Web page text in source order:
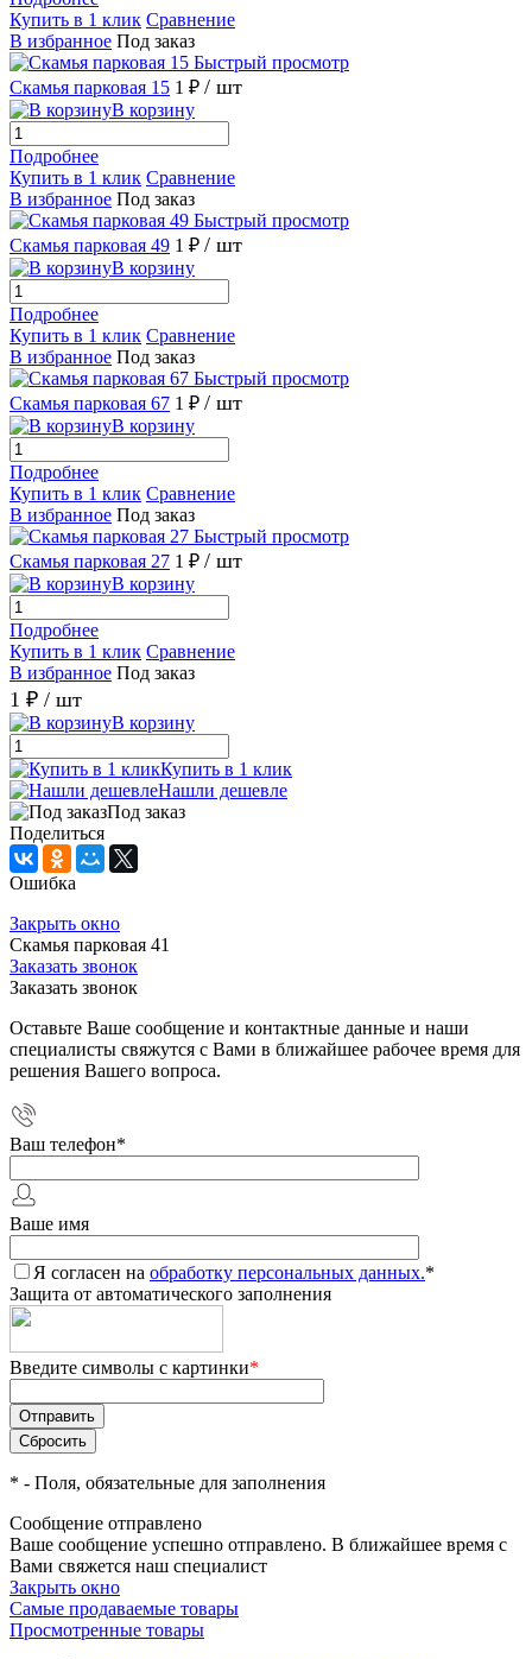
Купить в 1 клик Сравнение
В избранное Под заказ
Быстрый просмотр
Скамья парковая 15 1 ₽ / шт
В корзину
Подробнее
Купить в 1 клик Сравнение
В избранное Под заказ
Быстрый просмотр
Скамья парковая 49 1 ₽ / шт
В корзину
Подробнее
Купить в 1 клик Сравнение
В избранное Под заказ
Быстрый просмотр
Скамья парковая 67 1 ₽ / шт
В корзину
Подробнее
Купить в 1 клик Сравнение
В избранное Под заказ
Быстрый просмотр
Скамья парковая 27 1 ₽ / шт
В корзину
Подробнее
Купить в 1 клик Сравнение
В избранное Под заказ
1 ₽ / шт
В корзину
Купить в 1 клик
Нашли дешевле
Под заказ
Поделиться
Ошибка
Закрыть окно
Скамья парковая 41
Заказать звонок
Заказать звонок
Оставьте Ваше сообщение и контактные данные и наши
специалисты свяжутся с Вами в ближайшее рабочее время для
решения Вашего вопроса.
Ваш телефон*
Ваше имя
Я согласен на обработку персональных данных.*
Защита от автоматического заполнения
Введите символы с картинки*
* - Поля, обязательные для заполнения
Сообщение отправлено
Ваше сообщение успешно отправлено. В ближайшее время с
Вами свяжется наш специалист
Закрыть окно
Самые продаваемые товары
Просмотренные товары